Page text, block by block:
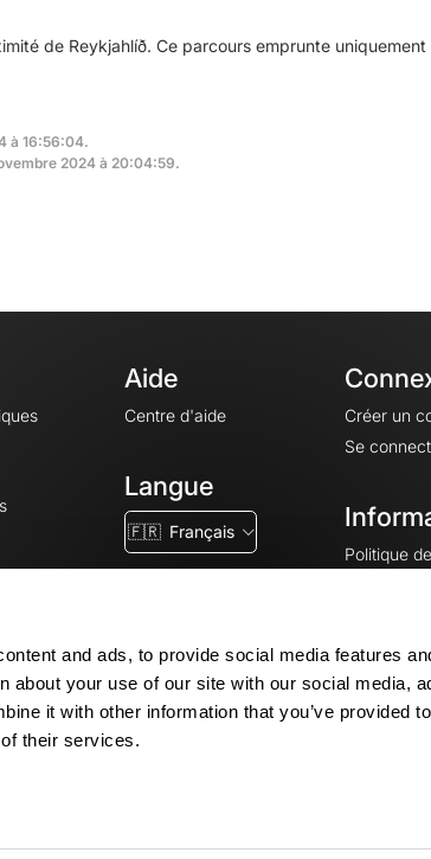
and ads, to provide social media features
about your use of our site with our social media,
it with other information that you’ve provided
their services.
de Reykjahlíð. Ce parcours emprunte
à 16:56:04.
2024 à 20:04:59.
Aide
Centre d'aide
Langue
🇫🇷 Français
Créer un
Se
Politique
Mentions